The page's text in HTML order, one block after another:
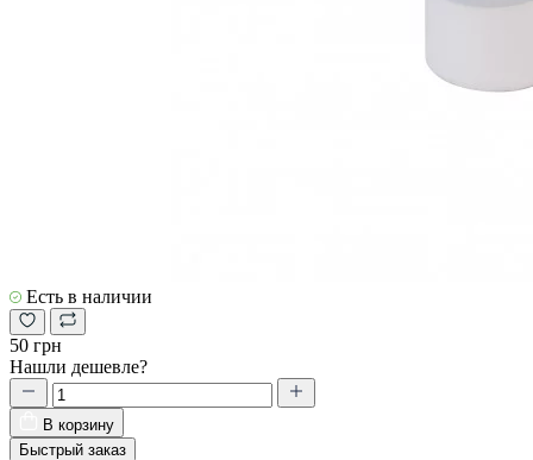
Есть в наличии
50 грн
Нашли дешевле?
В корзину
Быстрый заказ